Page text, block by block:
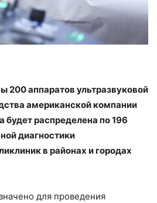
200 аппаратов ультразвуковой
американской компании
будет распределена по 196
диагностики
в районах и городах
для проведения